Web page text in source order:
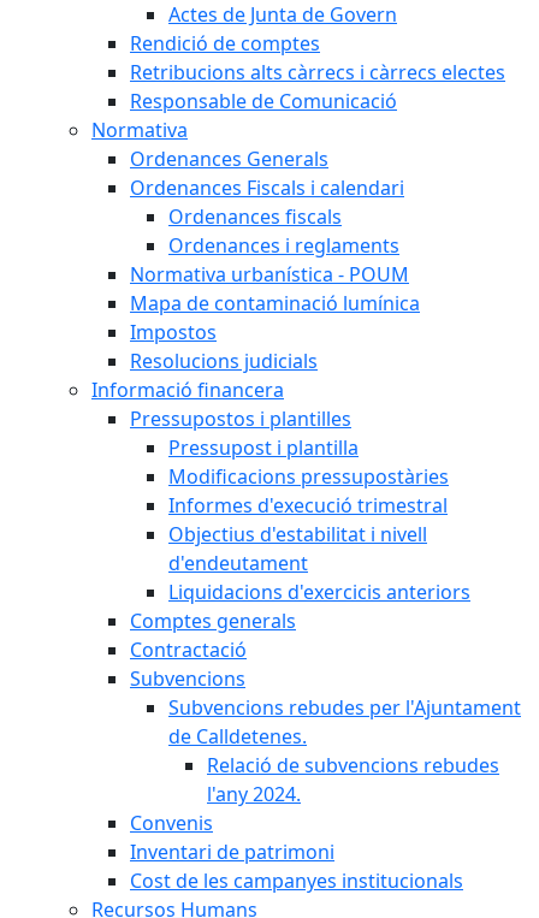
Actes de Junta de Govern
Rendició de comptes
Retribucions alts càrrecs i càrrecs electes
Responsable de Comunicació
Normativa
Ordenances Generals
Ordenances Fiscals i calendari
Ordenances fiscals
Ordenances i reglaments
Normativa urbanística - POUM
Mapa de contaminació lumínica
Impostos
Resolucions judicials
Informació financera
Pressupostos i plantilles
Pressupost i plantilla
Modificacions pressupostàries
Informes d'execució trimestral
Objectius d'estabilitat i nivell
d'endeutament
Liquidacions d'exercicis anteriors
Comptes generals
Contractació
Subvencions
Subvencions rebudes per l'Ajuntament
de Calldetenes.
Relació de subvencions rebudes
l'any 2024.
Convenis
Inventari de patrimoni
Cost de les campanyes institucionals
Recursos Humans